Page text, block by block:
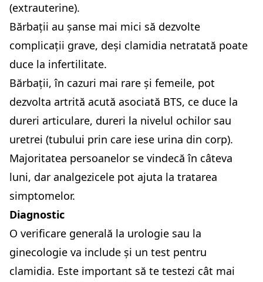
(extrauterine).
Bărbații au șanse mai mici să dezvolte
complicații grave, deși clamidia netratată poate
duce la infertilitate.
Bărbații, în cazuri mai rare și femeile, pot
dezvolta artrită acută asociată BTS, ce duce la
dureri articulare, dureri la nivelul ochilor sau
uretrei (tubului prin care iese urina din corp).
Majoritatea persoanelor se vindecă în câteva
luni, dar analgezicele pot ajuta la tratarea
simptomelor.
Diagnostic
O verificare generală la urologie sau la
ginecologie va include și un test pentru
clamidia. Este important să te testezi cât mai